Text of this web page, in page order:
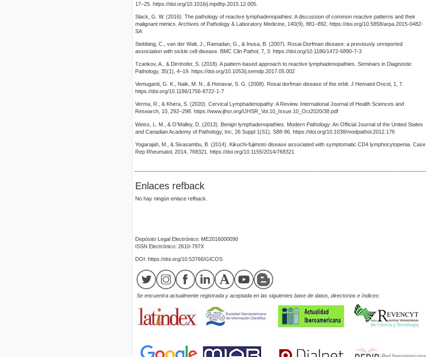
17–25. https://doi.org/10.1016/j.mpdhp.2015.12.005.
Slack, G. W. (2016). The pathology of reactive lymphadenopathies: A discussion of common reactive patterns and their
malignant mimics. Archives of Pathology & Laboratory Medicine, 140(9), 881–892. https://doi.org/10.5858/arpa.2015-0482-
SA
Stebbing, C., van der Walt, J., Ramadan, G., & Inusa, B. (2007). Rosai-Dorfman disease: a previously unreported
association with sickle cell disease. BMC Clin Pathol, 7, 3. https://doi.org/10.1186/1472-6890-7-3
Tzankov, A., & Dirnhofer, S. (2018). A pattern-based approach to reactive lymphadenopathies. Seminars in Diagnostic
Pathology, 35(1), 4–19. https://doi.org/10.1053/j.semdp.2017.05.002
Vemuganti, G. K., Naik, M. N., & Honavar, S. G. (2008). Rosai dorfman disease of the orbit. J Hematol Oncol, 1, 7.
https://doi.org/10.1186/1756-8722-1-7
Verma, R., & Khera, S. (2020). Cervical Lymphadenopathy: A Review. International Journal of Health Sciences and
Research, 10, 292–298. https://www.ijhsr.org/IJHSR_Vol.10_Issue.10_Oct2020/38.pdf
Weiss, L. M., & O’Malley, D. (2013). Benign lymphadenopathies. Modern Pathology: An Official Journal of the United States
and Canadian Academy of Pathology, Inc, 26 Suppl 1(S1), S88-96. https://doi.org/10.1038/modpathol.2012.176
Yogarajah, M., & Sivasambu, B. (2014). Kikuchi-fujimoto disease associated with symptomatic CD4 lymphocytopenia. Case
Rep Rheumatol, 2014, 768321. https://doi.org/10.1155/2014/768321
Enlaces refback
No hay ningún enlace refback.
Depósito Legal Electrónico: ME2016000090
ISSN Electrónico: 2610-797X
DOI: https://doi.org/10.53766/GICOS
Se encuentra actualmente registrada y aceptada en las siguientes base de datos, directorios e índices: